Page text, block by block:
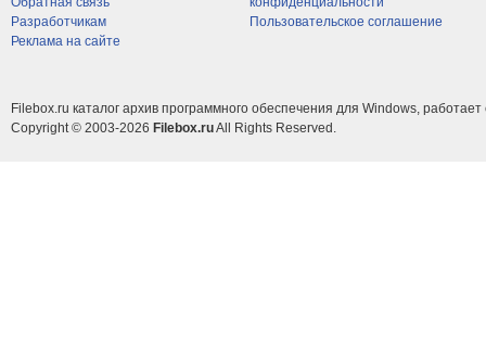
Разработчикам
Реклама на сайте
Пользовательское соглашение
Filebox.ru каталог архив программного обеспечения для Windows, работает
Copyright © 2003-2026 Filebox.ruAll Rights Reserved.